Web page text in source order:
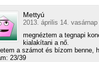
Mettyú
2013. április 14.
megnéztem a tegnapi
kialakítani a nő.
a számot és bízom benne,
23/39